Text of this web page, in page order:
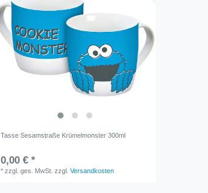
Tasse Sesamstraße Krümelmonster 300ml
0,00 € *
*zzgl. ges. MwSt. zzgl.Versandkosten